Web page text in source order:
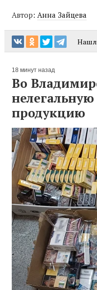
Автор: Анна Зайцева
18 минут назад
Во
продукцию